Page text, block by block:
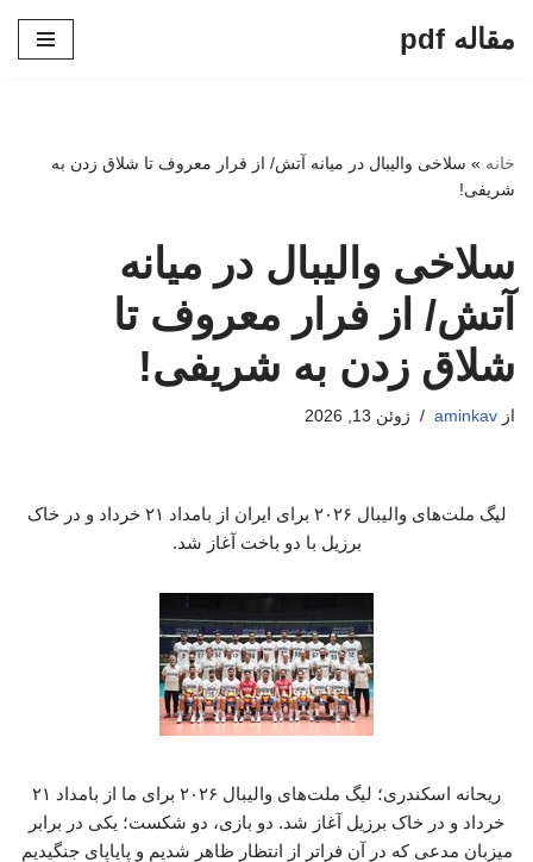
مقاله pdf
خانه » سلاخی والیبال در میانه آتش/ از فرار معروف تا شلاق زدن به
شریفی!
سلاخی والیبال در میانه
آتش/ از فرار معروف تا
شلاق زدن به شریفی!
از aminkav ژوئن 13, 2026
لیگ ملت‌های والیبال ۲۰۲۶ برای ایران از بامداد ۲۱ خرداد و در خاک
برزیل با دو باخت آغاز شد.
ریحانه اسکندری؛ لیگ ملت‌های والیبال ۲۰۲۶ برای ما از بامداد ۲۱
خرداد و در خاک برزیل آغاز شد. دو بازی، دو شکست؛ یکی در برابر
میزبان مدعی که در آن فراتر از انتظار ظاهر شدیم و پایاپای جنگیدیم